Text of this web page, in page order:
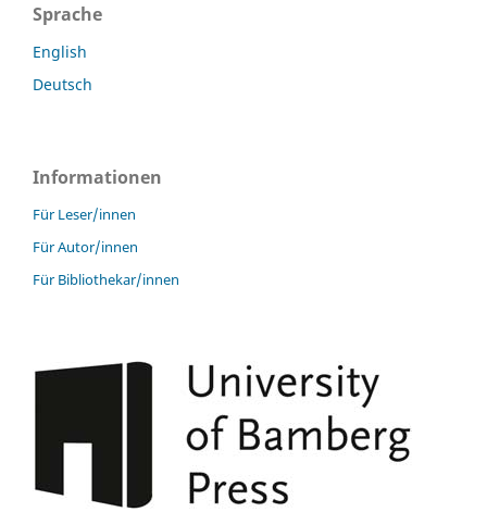
Sprache
English
Deutsch
Informationen
Für Leser/innen
Für Autor/innen
Für Bibliothekar/innen